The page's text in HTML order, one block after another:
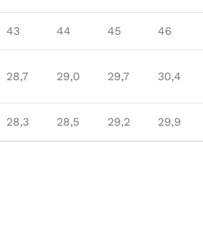
43 44 45 46
28,7 29,0 29,7 30,4
28,3 28,5 29,2 29,9